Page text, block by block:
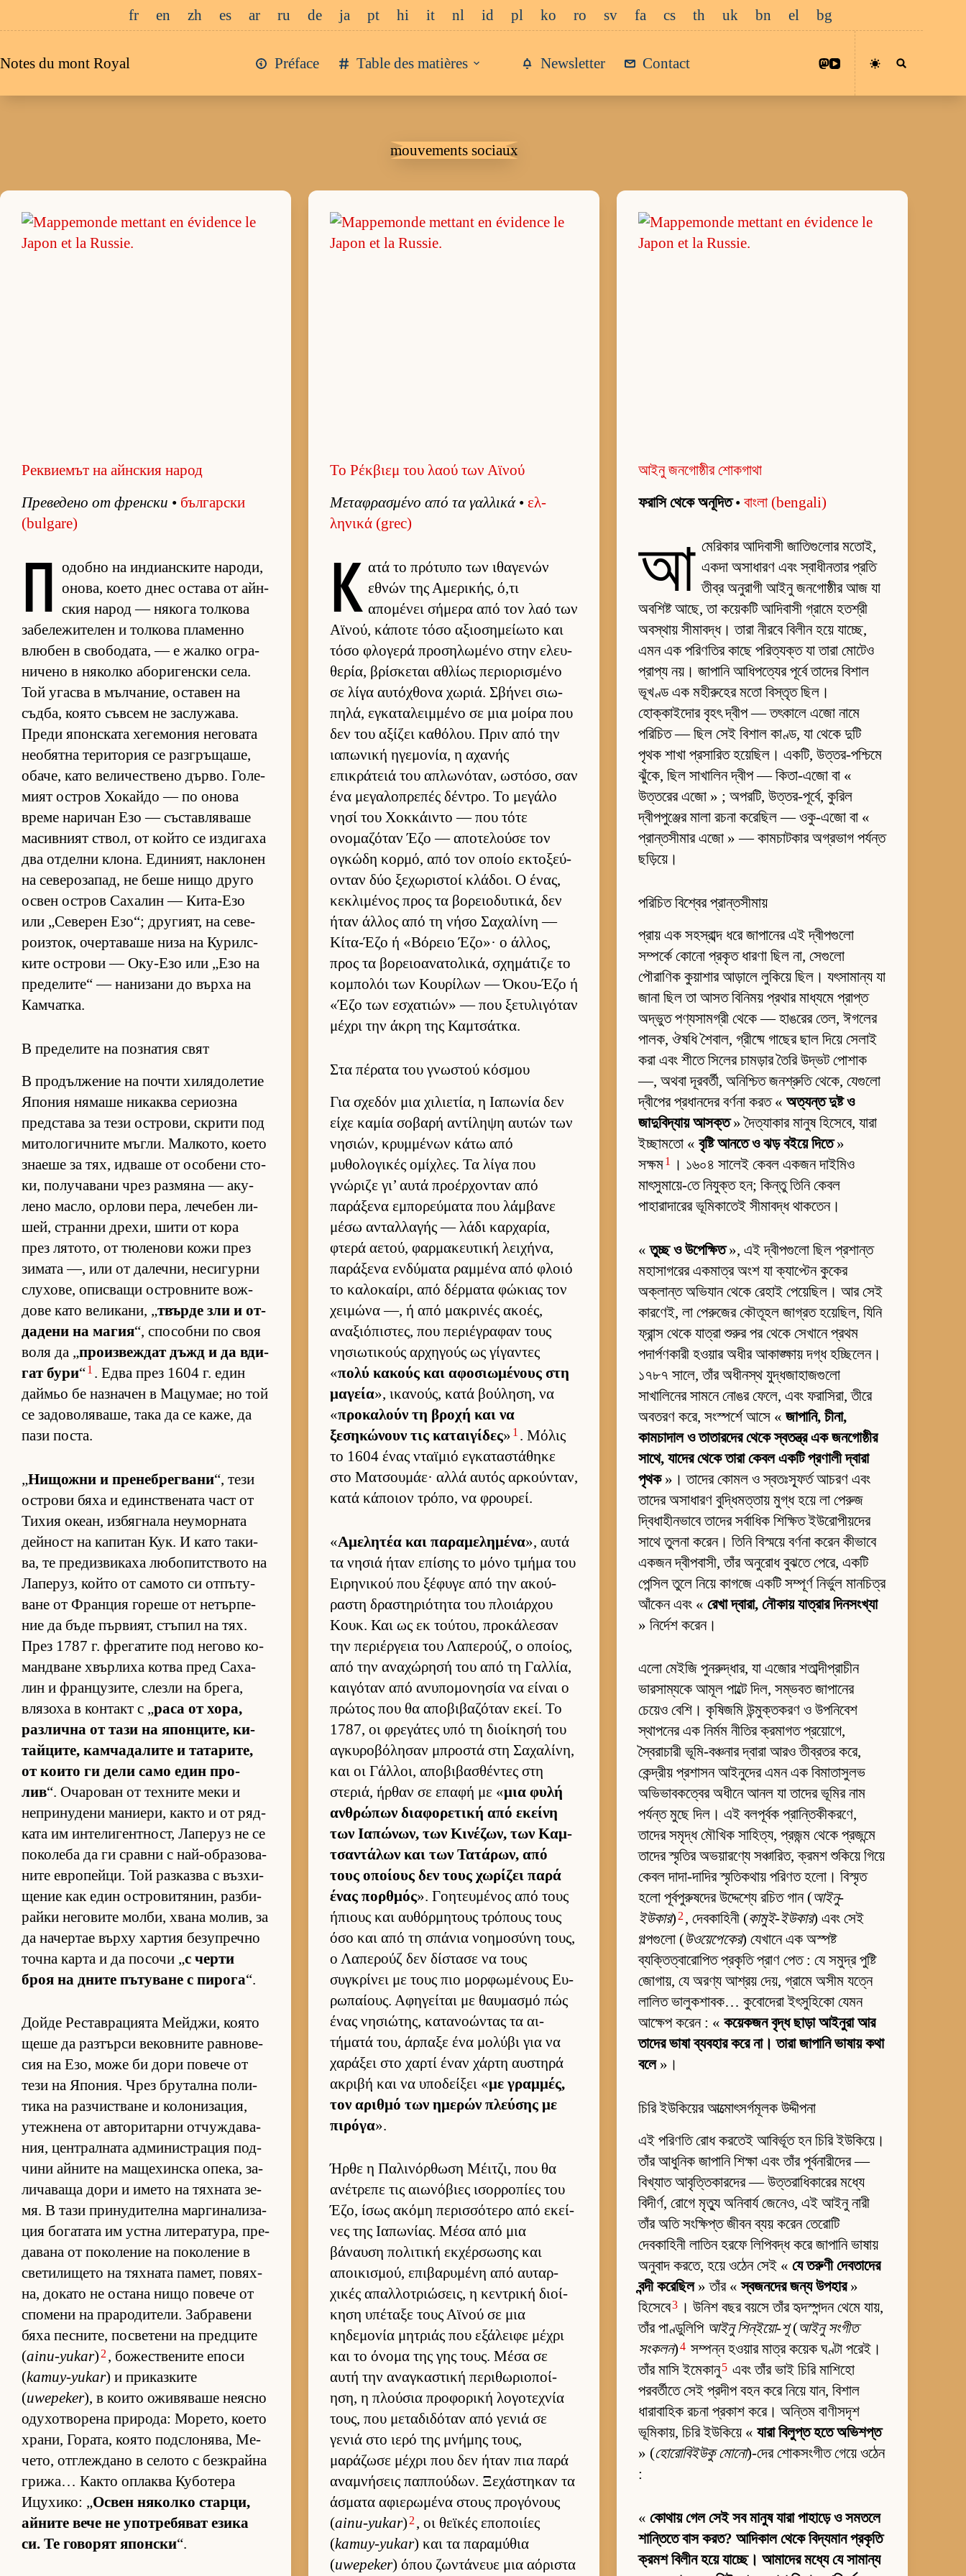
au
fr en zh es ar ru de ja pt hi it nl id pl ko ro sv fa cs th uk bn el bg
Notes du mont Royal Préface Table des matières Newsletter Contact
mouvements sociaux
Реквиемът на айнския народ
Пре­ве­дено от френ­ски • бъл­гар­ски
(bulgare)
П о­добно на ин­ди­ан­с­ките на­ро­ди,
оно­ва, ко­ето днес ос­тава от айн­
с­кия на­род — ня­кога тол­кова
за­бе­ле­жи­те­лен и тол­кова пла­менно
влю­бен в сво­бо­да­та, — е жалко ог­ра­
ни­чено в ня­колко або­ри­ген­ски се­ла.
Той угасва в мъл­ча­ние, ос­та­вен на
съд­ба, ко­ято съв­сем не зас­лу­жа­ва.
Преди япон­с­ката хе­ге­мо­ния не­го­вата
не­о­бятна те­ри­то­рия се раз­г­ръ­ща­ше,
оба­че, като ве­ли­чес­т­вено дър­во. Го­ле­
мият ос­т­ров Хо­кайдо — по онова
време на­ри­чан Езо — със­тав­ля­ваше
ма­сив­ният ствол, от който се из­ди­гаха
два от­делни кло­на. Еди­ни­ят, нак­ло­нен
на се­ве­ро­за­пад, не беше нищо друго
ос­вен ос­т­ров Са­ха­лин — Ки­та-Езо
или „Се­ве­рен Езо“; дру­ги­ят, на се­ве­
ро­из­ток, очер­та­ваше низа на Ку­рил­с­
ките ос­т­рови — Оку-Езо или „Езо на
пре­де­ли­те“ — на­ни­зани до върха на
Кам­чат­ка.
В пределите на познатия свят
В про­дъл­же­ние на почти хи­ля­до­ле­тие
Япо­ния ня­маше ни­каква се­ри­озна
пред­с­тава за тези ос­т­ро­ви, скрити под
ми­то­ло­гич­ните мъг­ли. Мал­ко­то, ко­ето
зна­еше за тях, ид­ваше от осо­бени сто­
ки, по­лу­ча­вани чрез раз­мяна — аку­
лено мас­ло, ор­лови пе­ра, ле­че­бен ли­
шей, странни дре­хи, шити от кора
през ля­то­то, от тю­ле­нови кожи през
зи­мата —, или от да­леч­ни, не­си­гурни
слу­хо­ве, опис­ващи ос­т­ров­ните вож­
дове като ве­ли­ка­ни, „твърде зли и от­
да­дени на ма­гия“, спо­собни по своя
воля да „про­из­веж­дат дъжд и да вди­
гат бури“1 . Едва през 1604 г. един
дай­мьо бе наз­на­чен в Ма­цу­мае; но той
се за­до­во­ля­ва­ше, така да се ка­же, да
пази пос­та.
„Ни­щожни и пре­неб­рег­вани“, тези
ос­т­рови бяха и един­с­т­ве­ната част от
Ти­хия оке­ан, из­бяг­нала не­у­мор­ната
дей­ност на ка­пи­тан Кук. И като та­ки­
ва, те пре­диз­ви­каха лю­бо­пит­с­твото на
Ла­пе­руз, който от са­мото си от­пъ­ту­
ване от Фран­ция го­реше от не­тър­пе­
ние да бъде пър­ви­ят, стъ­пил на тях.
През 1787 г. фре­га­тите под не­гово ко­
ман­д­ване хвър­лиха котва пред Са­ха­
лин и фран­цу­зи­те, слезли на бре­га,
вля­зоха в кон­такт с „раса от хо­ра,
раз­лична от тази на япон­ци­те, ки­
тай­ци­те, кам­ча­да­лите и та­та­ри­те,
от ко­ито ги дели само един про­
лив“. Оча­ро­ван от тех­ните меки и
неп­ри­ну­дени ма­ни­е­ри, както и от ряд­
ката им ин­те­ли­ген­т­ност, Ла­пе­руз не се
по­ко­леба да ги сравни с най-об­ра­зо­ва­
ните ев­ро­пей­ци. Той раз­казва с въз­хи­
ще­ние как един ос­т­ро­ви­тя­нин, раз­би­
райки не­го­вите мол­би, хвана мо­лив, за
да на­чер­тае върху хар­тия бе­зуп­речно
точна карта и да по­сочи „с черти
броя на дните пъ­ту­ване с пи­рога“.
Дойде Рес­тав­ра­ци­ята Мей­джи, ко­ято
щеше да раз­търси ве­ков­ните рав­но­ве­
сия на Езо, може би дори по­вече от
тези на Япо­ния. Чрез бру­тална по­ли­
тика на раз­чис­т­ване и ко­ло­ни­за­ция,
утеж­нена от ав­то­ри­тарни от­чуж­да­ва­
ния, цен­т­рал­ната ад­ми­нис­т­ра­ция под­
чини ай­ните на ма­ще­хин­ска опе­ка, за­
ли­ча­ваща дори и името на тях­ната зе­
мя. В тази при­ну­ди­телна мар­ги­на­ли­за­
ция бо­га­тата им ус­тна ли­те­ра­ту­ра, пре­
да­вана от по­ко­ле­ние на по­ко­ле­ние в
све­ти­ли­щето на тях­ната па­мет, по­вях­
на, до­като не ос­тана нищо по­вече от
спо­мени на пра­ро­ди­те­ли. Заб­ра­вени
бяха пес­ни­те, пос­ве­тени на пред­ците
(ainu-yukar) 2 , бо­жес­т­ве­ните епоси
(kamuy-yukar) и при­каз­ките
(uwepeker), в ко­ито ожи­вя­ваше не­ясно
оду­хот­во­рена при­ро­да: Мо­ре­то, ко­ето
хра­ни, Го­ра­та, ко­ято под­с­ло­ня­ва, Ме­
че­то, от­г­леж­дано в се­лото с без­к­райна
гри­жа… Както оп­лаква Ку­бо­тера
Ицу­хи­ко: „Ос­вен ня­колко стар­ци,
ай­ните вече не упот­ре­бя­ват езика
си. Те го­во­рят япон­ски“.
Το Ρέκβιεμ του λαού των Αϊνού
Μεταφρασμένο από τα γαλ­λικά•ελ­
ληνικά (grec)
Κ ατά το πρότυπο των ιθαγενών
εθνών της Αμερικής, ό,τι
απομένει σήμερα από τον λαό των
Αϊνού, κάποτε τόσο αξιο­σημεί­ωτο και
τόσο φλογερά προσηλωμένο στην ελευ­
θερία, βρίσκεται αθλίως περιο­ρισμένο
σε λίγα αυ­τόχθονα χωριά. Σβήνει σιω­
πηλά, εγκαταλειμ­μένο σε μια μοίρα που
δεν του αξίζει καθόλου. Πριν από την
ια­πωνική ηγεμονία, η αχανής
επικράτειά του απλωνόταν, ωστόσο, σαν
ένα μεγαλοπρεπές δέντρο. Το μεγάλο
νησί του Χοκ­κάι­ντο — που τότε
ονομαζόταν Έζο — αποτελούσε τον
ογκώδη κορ­μό, από τον οποίο εκτοξεύ­
ονταν δύο ξεχωριστοί κλάδοι. Ο ένας,
κεκλιμένος προς τα βορειο­δυτικά, δεν
ήταν άλ­λος από τη νήσο Σαχαλίνη —
Κίτα-Έζο ή «Βόρειο Έζο»· ο άλ­λος,
προς τα βορειο­ανατολικά, σχημάτιζε το
κομπολόι των Κου­ρίλων — Όκου-Έζο ή
«Έζο των εσχατιών» — που ξετυλιγόταν
μέχρι την άκρη της Καμ­τσάτ­κα.
Στα πέρατα του γνωστού κόσμου
Για σχεδόν μια χιλιε­τία, η Ια­πωνία δεν
είχε καμία σοβαρή αντίληψη αυ­τών των
νησιών, κρυμ­μένων κάτω από
μυθολογικές ομίχλες. Τα λίγα που
γνώριζε γι’ αυτά προέρ­χονταν από
παράξενα εμπορεύ­ματα που λάμ­βανε
μέσω ανταλ­λαγής — λάδι καρ­χαρία,
φτερά αετού, φαρ­μακευ­τική λει­χήνα,
παράξενα εν­δύματα ραμ­μένα από φλοιό
το καλοκαί­ρι, από δέρ­ματα φώκιας τον
χει­μώνα —, ή από μακρινές ακοές,
αναξιόπιστες, που περιέγραφαν τους
νησιω­τικούς αρ­χηγούς ως γίγαντες
«πολύ κακούς και αφοσιω­μένους στη
μαγεία», ικανούς, κατά βού­ληση, να
«προκαλούν τη βροχή και να
ξεσηκώνουν τις καται­γίδες» 1 . Μόλις
το 1604 ένας νταϊμιό εγκαταστάθηκε
στο Ματσου­μάε· αλλά αυ­τός αρ­κού­νταν,
κατά κάποιον τρόπο, να φρου­ρεί.
«Αμελητέα και παραμελημένα», αυτά
τα νησιά ήταν επίσης το μόνο τμήμα του
Ει­ρηνικού που ξέφυγε από την ακού­
ραστη δραστηριότητα του πλοιάρ­χου
Κουκ. Και ως εκ τού­του, προκάλεσαν
την περιέρ­γεια του Λαπερούζ, ο οποί­ος,
από την αναχώρησή του από τη Γαλ­λία,
και­γόταν από ανυπομονησία να εί­ναι ο
πρώτος που θα αποβιβαζόταν εκεί. Το
1787, οι φρεγάτες υπό τη διοί­κησή του
αγκυροβόλησαν μπροστά στη Σαχαλίνη,
και οι Γάλ­λοι, αποβιβασθέντες στη
στεριά, ήρ­θαν σε επαφή με «μια φυλή
αν­θρώπων δια­φορετική από εκείνη
των Ια­πώνων, των Κινέζων, των Καμ­
τσαντάλων και των Τατάρων, από
τους οποί­ους δεν τους χωρίζει παρά
ένας πορ­θμός». Γοη­τευ­μένος από τους
ήπιους και αυ­θόρ­μητους τρόπους τους
όσο και από τη σπάνια νοη­μοσύνη τους,
ο Λαπερούζ δεν δίστασε να τους
συγκρίνει με τους πιο μορ­φωμένους Ευ­
ρωπαί­ους. Αφηγεί­ται με θαυ­μασμό πώς
ένας νησιώτης, κατανοώντας τα αι­
τήματά του, άρ­παξε ένα μολύβι για να
χαράξει στο χαρτί έναν χάρτη αυ­στηρά
ακριβή και να υποδεί­ξει «με γραμ­μές,
τον αριθμό των ημερών πλεύ­σης με
πιρόγα».
Ήρθε η Παλινόρ­θωση Μέιτζι, που θα
ανέτρεπε τις αιω­νόβιες ισορ­ροπίες του
Έζο, ίσως ακόμη περισ­σότερο από εκεί­
νες της Ια­πωνίας. Μέσα από μια
βάναυση πολιτική εκ­χέρ­σωσης και
αποι­κισμού, επιβαρυμένη από αυ­ταρ­
χικές απαλ­λοτριώσεις, η κεντρική διοί­
κηση υπέταξε τους Αϊνού σε μια
κηδεμονία μητριάς που εξάλειφε μέχρι
και το όνομα της γης τους. Μέσα σε
αυτή την αναγκαστική περιθωριο­ποί­
ηση, η πλού­σια προφορική λογοτεχνία
τους, που μεταδιδόταν από γενιά σε
γενιά στο ιερό της μνήμης τους,
μαράζωσε μέχρι που δεν ήταν πια παρά
αναμνήσεις παπ­πού­δων. Ξεχάστηκαν τα
άσματα αφιε­ρωμένα στους προγόνους
(ainu-yukar) 2 , οι θεϊκές εποποι­ίες
(kamuy-yukar) και τα παραμύθια
(uwepeker) όπου ζωντάνευε μια αόριστα
আইনু জনগোষ্ঠীর শোকগাথা
ফরাসি থেকে অনূদিত•বাংলা (bengali)
আ মেরিকার আদিবাসী জাতিগুলোর মতোই,
একদা অসাধারণ এবং স্বাধীনতার প্রতি
তীব্র অনুরাগী আইনু জনগোষ্ঠীর আজ যা
অবশিষ্ট আছে, তা কয়েকটি আদিবাসী গ্রামে হতশ্রী
অবস্থায় সীমাবদ্ধ। তারা নীরবে বিলীন হয়ে যাচ্ছে,
এমন এক পরিণতির কাছে পরিত্যক্ত যা তারা মোটেও
প্রাপ্য নয়। জাপানি আধিপত্যের পূর্বে তাদের বিশাল
ভূখণ্ড এক মহীরুহের মতো বিস্তৃত ছিল।
হোক্কাইদোর বৃহৎ দ্বীপ — তৎকালে এজো নামে
পরিচিত — ছিল সেই বিশাল কাণ্ড, যা থেকে দুটি
পৃথক শাখা প্রসারিত হয়েছিল। একটি, উত্তর-পশ্চিমে
ঝুঁকে, ছিল সাখালিন দ্বীপ — কিতা-এজো বা «
উত্তরের এজো » ; অপরটি, উত্তর-পূর্বে, কুরিল
দ্বীপপুঞ্জের মালা রচনা করেছিল — ওকু-এজো বা «
প্রান্তসীমার এজো » — কামচাটকার অগ্রভাগ পর্যন্ত
ছড়িয়ে।
পরিচিত বিশ্বের প্রান্তসীমায়
প্রায় এক সহস্রাব্দ ধরে জাপানের এই দ্বীপগুলো
সম্পর্কে কোনো প্রকৃত ধারণা ছিল না, সেগুলো
পৌরাণিক কুয়াশার আড়ালে লুকিয়ে ছিল। যৎসামান্য যা
জানা ছিল তা আসত বিনিময় প্রথার মাধ্যমে প্রাপ্ত
অদ্ভুত পণ্যসামগ্রী থেকে — হাঙরের তেল, ঈগলের
পালক, ঔষধি শৈবাল, গ্রীষ্মে গাছের ছাল দিয়ে সেলাই
করা এবং শীতে সিলের চামড়ার তৈরি উদ্ভট পোশাক
—, অথবা দূরবর্তী, অনিশ্চিত জনশ্রুতি থেকে, যেগুলো
দ্বীপের প্রধানদের বর্ণনা করত «অত্যন্ত দুষ্ট ও
জাদুবিদ্যায় আসক্ত» দৈত্যাকার মানুষ হিসেবে, যারা
ইচ্ছামতো «বৃষ্টি আনতে ও ঝড় বইয়ে দিতে»
সক্ষম1
। ১৬০৪ সালেই কেবল একজন দাইমিও
মাৎসুমায়ে-তে নিযুক্ত হন; কিন্তু তিনি কেবল
পাহারাদারের ভূমিকাতেই সীমাবদ্ধ থাকতেন।
«তুচ্ছ ও উপেক্ষিত», এই দ্বীপগুলো ছিল প্রশান্ত
মহাসাগরের একমাত্র অংশ যা ক্যাপ্টেন কুকের
অক্লান্ত অভিযান থেকে রেহাই পেয়েছিল। আর সেই
কারণেই, লা পেরুজের কৌতূহল জাগ্রত হয়েছিল, যিনি
ফ্রান্স থেকে যাত্রা শুরুর পর থেকে সেখানে প্রথম
পদার্পণকারী হওয়ার অধীর আকাঙ্ক্ষায় দগ্ধ হচ্ছিলেন।
১৭৮৭ সালে, তাঁর অধীনস্থ যুদ্ধজাহাজগুলো
সাখালিনের সামনে নোঙর ফেলে, এবং ফরাসিরা, তীরে
অবতরণ করে, সংস্পর্শে আসে «জাপানি, চীনা,
কামচাদাল ও তাতারদের থেকে স্বতন্ত্র এক জনগোষ্ঠীর
সাথে, যাদের থেকে তারা কেবল একটি প্রণালী দ্বারা
পৃথক»। তাদের কোমল ও স্বতঃস্ফূর্ত আচরণ এবং
তাদের অসাধারণ বুদ্ধিমত্তায় মুগ্ধ হয়ে লা পেরুজ
দ্বিধাহীনভাবে তাদের সর্বাধিক শিক্ষিত ইউরোপীয়দের
সাথে তুলনা করেন। তিনি বিস্ময়ে বর্ণনা করেন কীভাবে
একজন দ্বীপবাসী, তাঁর অনুরোধ বুঝতে পেরে, একটি
পেন্সিল তুলে নিয়ে কাগজে একটি সম্পূর্ণ নির্ভুল মানচিত্র
আঁকেন এবং «রেখা দ্বারা, নৌকায় যাত্রার দিনসংখ্যা
» নির্দেশ করেন।
এলো মেইজি পুনরুদ্ধার, যা এজোর শতাব্দীপ্রাচীন
ভারসাম্যকে আমূল পাল্টে দিল, সম্ভবত জাপানের
চেয়েও বেশি। কৃষিজমি উন্মুক্তকরণ ও উপনিবেশ
স্থাপনের এক নির্মম নীতির ক্রমাগত প্রয়োগে,
স্বৈরাচারী ভূমি-বঞ্চনার দ্বারা আরও তীব্রতর করে,
কেন্দ্রীয় প্রশাসন আইনুদের এমন এক বিমাতাসুলভ
অভিভাবকত্বের অধীনে আনল যা তাদের ভূমির নাম
পর্যন্ত মুছে দিল। এই বলপূর্বক প্রান্তিকীকরণে,
তাদের সমৃদ্ধ মৌখিক সাহিত্য, প্রজন্ম থেকে প্রজন্মে
তাদের স্মৃতির অভয়ারণ্যে সঞ্চারিত, ক্রমশ শুকিয়ে গিয়ে
কেবল দাদা-দাদির স্মৃতিকথায় পরিণত হলো। বিস্মৃত
হলো পূর্বপুরুষদের উদ্দেশ্যে রচিত গান (আইনু-
ইউকার) 2 , দেবকাহিনী (কামুই-ইউকার) এবং সেই
গল্পগুলো (উওয়েপেকের) যেখানে এক অস্পষ্ট
ব্যক্তিত্বারোপিত প্রকৃতি প্রাণ পেত : যে সমুদ্র পুষ্টি
জোগায়, যে অরণ্য আশ্রয় দেয়, গ্রামে অসীম যত্নে
লালিত ভালুকশাবক… কুবোদেরা ইৎসুহিকো যেমন
আক্ষেপ করেন : «কয়েকজন বৃদ্ধ ছাড়া আইনুরা আর
তাদের ভাষা ব্যবহার করে না। তারা জাপানি ভাষায় কথা
বলে»।
চিরি ইউকিয়ের আত্মোৎসর্গমূলক উদ্দীপনা
এই পরিণতি রোধ করতেই আবির্ভূত হন চিরি ইউকিয়ে।
তাঁর আধুনিক জাপানি শিক্ষা এবং তাঁর পূর্বনারীদের —
বিখ্যাত আবৃত্তিকারদের — উত্তরাধিকারের মধ্যে
বিদীর্ণ, রোগে মৃত্যু অনিবার্য জেনেও, এই আইনু নারী
তাঁর অতি সংক্ষিপ্ত জীবন ব্যয় করেন তেরোটি
দেবকাহিনী লাতিন হরফে লিপিবদ্ধ করে জাপানি ভাষায়
অনুবাদ করতে, হয়ে ওঠেন সেই «যে তরুণী দেবতাদের
বন্দী করেছিল» তাঁর «স্বজনদের জন্য উপহার»
হিসেবে3 । উনিশ বছর বয়সে তাঁর হৃদস্পন্দন থেমে যায়,
তাঁর পাণ্ডুলিপি আইনু শিন্‌ইয়ো-শূ(আইনু সংগীত
সংকলন)4 সম্পন্ন হওয়ার মাত্র কয়েক ঘণ্টা পরেই।
তাঁর মাসি ইমেকানু5 এবং তাঁর ভাই চিরি মাশিহো
পরবর্তীতে সেই প্রদীপ বহন করে নিয়ে যান, বিশাল
ধারাবাহিক রচনা প্রকাশ করে। অন্তিম বাণীসদৃশ
ভূমিকায়, চিরি ইউকিয়ে «যারা বিলুপ্ত হতে অভিশপ্ত
» (হোরোবিইউকু মোনো)-দের শোকসংগীত গেয়ে ওঠেন
:
«কোথায় গেল সেই সব মানুষ যারা পাহাড়ে ও সমতলে
শান্তিতে বাস করত? আদিকাল থেকে বিদ্যমান প্রকৃতি
ক্রমশ বিলীন হয়ে যাচ্ছে। আমাদের মধ্যে যে সামান্য